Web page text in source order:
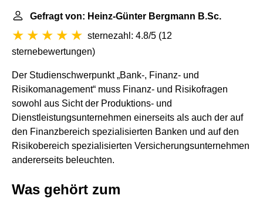
Gefragt von: Heinz-Günter Bergmann B.Sc.
sternezahl: 4.8/5 (12
sternebewertungen)
Der Studienschwerpunkt „Bank-, Finanz- und
Risikomanagement“ muss Finanz- und Risikofragen
sowohl aus Sicht der Produktions- und
Dienstleistungsunternehmen einerseits als auch der auf
den Finanzbereich spezialisierten Banken und auf den
Risikobereich spezialisierten Versicherungsunternehmen
andererseits beleuchten.
Was gehört zum